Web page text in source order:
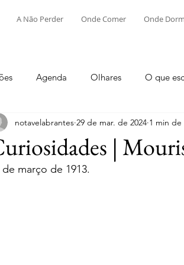
A Não Perder Onde Comer Onde
Agenda Olhares O que
e Souto Alvega e Concavada
Pego Rio de Moinhos
|
notavelabrantes 29 de mar. de 2024 1 min
de março de 1913.